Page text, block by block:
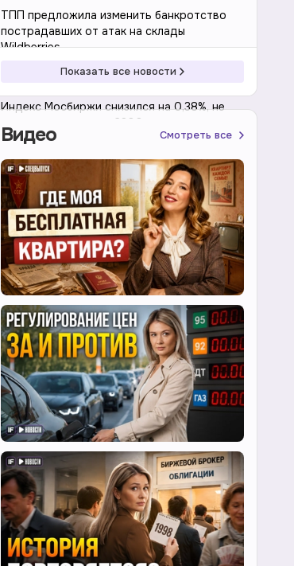
ТПП предложила изменить банкротство
пострадавших от атак на склады
Wildberries
Индекс Мосбиржи снизился на 0,38%, не
закрепившись выше 2300 пунктов
Показать все новости
Видео Смотреть все